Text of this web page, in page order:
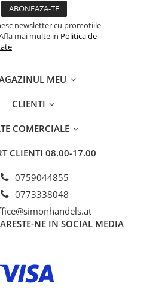
newsletter cu promotiile
mai multe in Politica de
MEU
CLIENTI
COMERCIALE
CLIENTI 08.00-17.00
0759044855
0773338048
NE IN SOCIAL MEDIA